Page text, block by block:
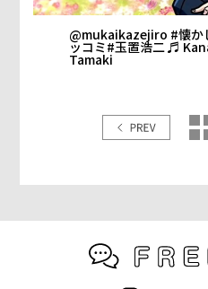
@mukaikazejiro #懐か
ッコミ#玉置浩二♬
Tamaki